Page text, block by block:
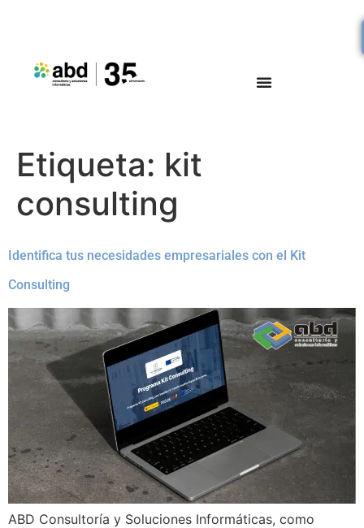
Etiqueta: kit
consulting
Identifica tus necesidades empresariales con el Kit
Consulting
ABD Consultoría y Soluciones Informáticas, como